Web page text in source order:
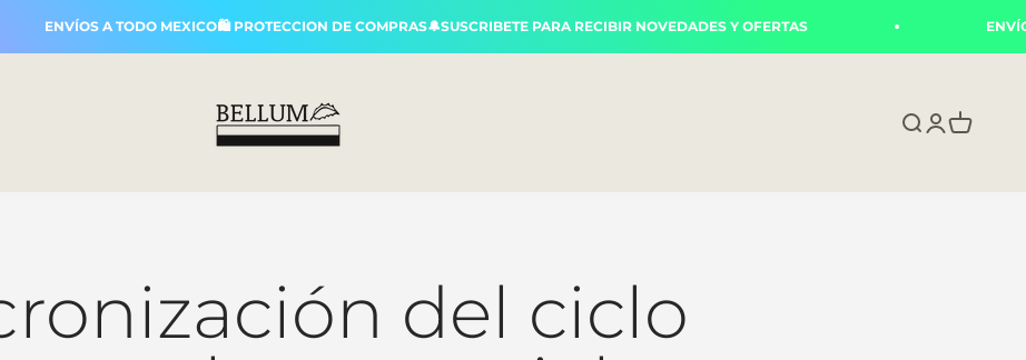
ENVÍOS A TODO MEXICO🛍️ PROTECCION DE COMPRAS🔔SUSCRIBETE PARA RECIBIR NOVEDADES Y OFERTAS ENVÍOS A
Bellum
AbrirAbrirAbrir
del ciclo